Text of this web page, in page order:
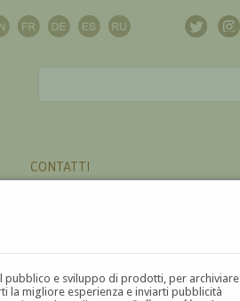
pubblico e sviluppo di prodotti, per archiviare
la migliore esperienza e inviarti pubblicità
CONTATTI